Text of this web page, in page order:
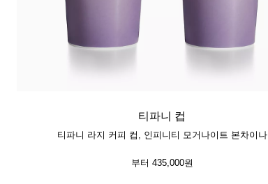
티파니 컵
티파니 라지 커피 컵, 인피니티 모거나이트 본차이나
부터 435,000원